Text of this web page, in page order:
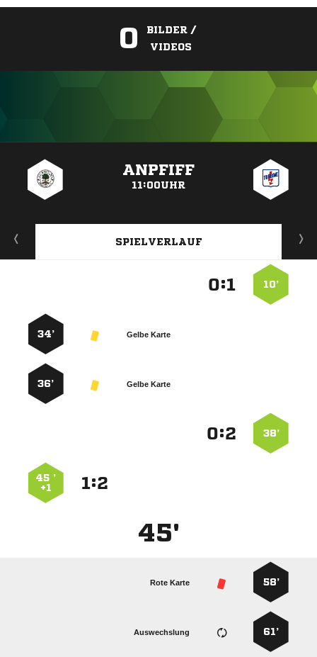
0
BILDER /
VIDEOS
ANPFIFF
11:00UHR
SPIELVERLAUF
10’
:
Gelbe Karte
34’
Gelbe Karte
36’
38’
:
:
45 ’
+1
45'
58’
Rote Karte
61’
Auswechslung